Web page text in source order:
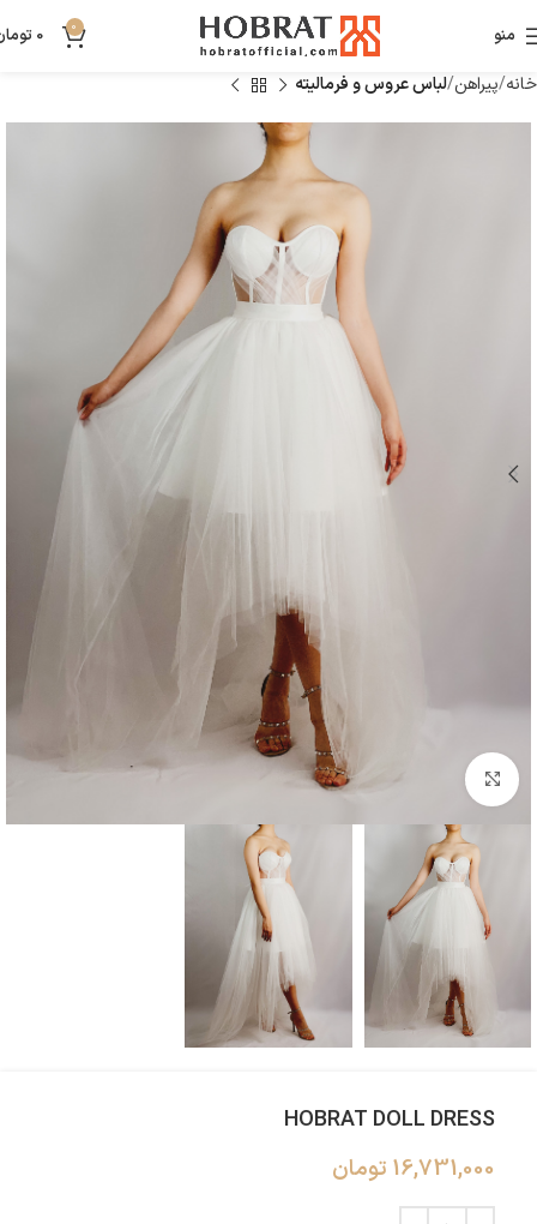
منو 0
0
خانه پیراهن لباس عروس و فرمالیته
بزرگنمایی تصویر
HOBRAT DOLL DRESS
16,731,000 تومان